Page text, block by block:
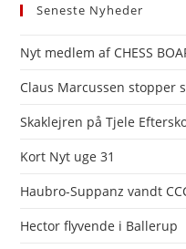
Seneste Nyheder
Nyt medlem af CHESS
Claus Marcussen stopper
Skaklejren på Tjele
Kort Nyt uge 31
Haubro-Suppanz vandt
Hector flyvende i Ballerup